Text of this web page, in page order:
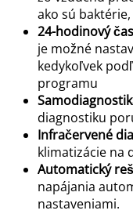
ako sú
24-hodinový
je možné
kedykoľvek
programu
diagnostiku
Infračervené
klimatizácie na
Automatický
napájania
nastaveniami.